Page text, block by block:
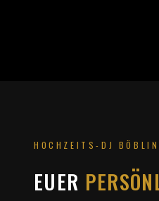
HOCHZEITS-DJ
EUER